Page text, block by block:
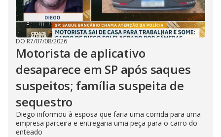
DO R7/07/08/2026
Motorista de aplicativo
desaparece em SP após saques
suspeitos; família suspeita de
sequestro
Diego informou à esposa que faria uma corrida para uma
empresa parceira e entregaria uma peça para o carro do
enteado